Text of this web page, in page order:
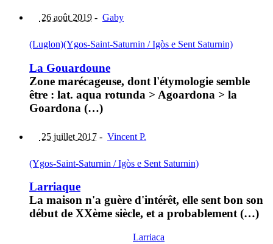
26 août 2019 - Gaby
(Luglon)(Ygos-Saint-Saturnin / Igòs e Sent Saturnin)
La Gouardoune
Zone marécageuse, dont l'étymologie semble
être : lat. aqua rotunda > Agoardona > la
Goardona (…)
25 juillet 2017 - Vincent P.
(Ygos-Saint-Saturnin / Igòs e Sent Saturnin)
Larriaque
La maison n'a guère d'intérêt, elle sent bon son
début de XXème siècle, et a probablement (…)
Larriaca